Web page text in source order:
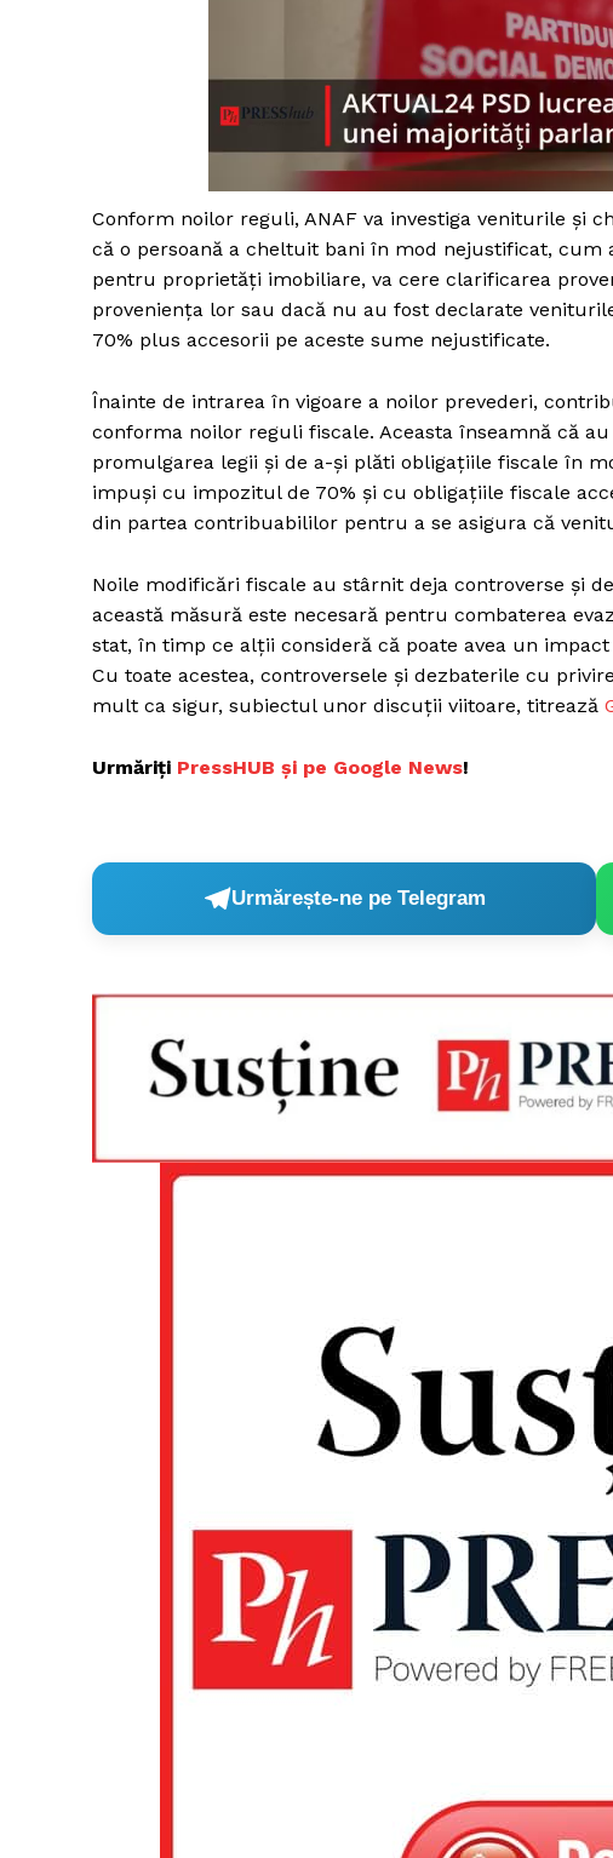
Un proiect
ROMÂNIA
Conform noilor reguli, ANAF va investiga veniturile și
că o persoană a cheltuit bani în mod nejustificat,
pentru proprietăți imobiliare, va cere clarificarea
proveniența lor sau dacă nu au fost declarate
70% plus accesorii pe aceste sume nejustificate.
Înainte de intrarea în vigoare a noilor prevederi,
conforma noilor reguli fiscale. Aceasta înseamnă că
promulgarea legii și de a-și plăti obligațiile fiscale în
impuși cu impozitul de 70% și cu obligațiile fiscale
din partea contribuabililor pentru a se asigura că
Noile modificări fiscale au stârnit deja controverse și
această măsură este necesară pentru combaterea
stat, în timp ce alții consideră că poate avea un
Cu toate acestea, controversele și dezbaterile cu
mult ca sigur, subiectul unor discuții viitoare, titrează
Urmăriți PressHUB și pe Google News!
Urmărește-ne pe Telegram